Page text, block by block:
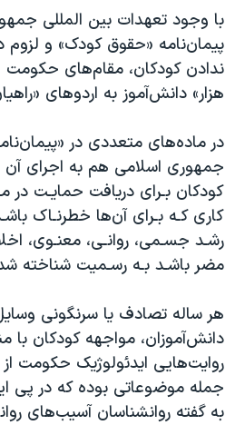
تریبونال مردمی آبان ۹۸
دادگاه حمید نوری
چهل سال گروگان‌گیری
اعتراضات مردمی آبان ۹۸
اسرائیل در جنگ
نرگس محمدی برنده جایزه نوبل صلح
همایش محافظه‌کاران آمریکا
سفر پرزیدنت ترامپ به چین
با وجود تعهدات بین المللی
پیمان‌نامه «حقوق کودک» و
ندادن کودکان، مقام‌های حکومت
هزار» دانش‌آموز به اردوهای
در ماده‌های متعددی در
جمهوری اسلامی هم به اجرای
کودکان بـرای دریافت حمایـت در
کاری کـه بـرای آن‌ها خطرنـاک
رشـد جسـمی، روانـی، معنـوی،
مضر باشـد بـه رسـمیت شناخته
هر ساله تصادف یا سرنگونی
دانش‌آموزان، مواجهه کودکان
روایت‌هایی ایدئولوژیک حکومت
جمله موضوعاتی بوده که در پی
به گفته روانشناسان آسیب‌های